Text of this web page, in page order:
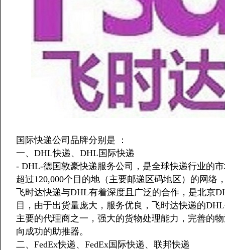
国际快递公司品牌分别是 ：
一、DHL快递、DHL国际快递
- DHL-德国敦豪快递服务公司，是全球快递行业的
超过120,000个目的地（主要邮递区码地区）的网络
飞时达快递与DHL有着深度且广泛的合作，是北京
目，由于出货量庞大，服务优良，飞时达快递的
主要的代理商之一，强大的货物处理能力，完善的
向成功的助推器。
二、FedEx快递、FedEx国际快递、联邦快递